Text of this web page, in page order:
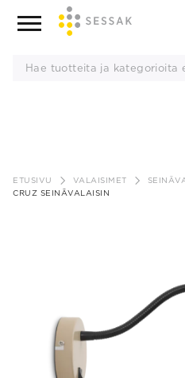
sisältöön
ETUSIVU VALAISIMET
CRUZ SEINÄVALAISIN